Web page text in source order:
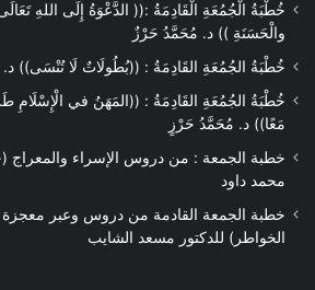
خُطْبَةُ الْجُمُعَةِ الْقَادِمَةُ :(( الدَّعْوَةُ إِلَى اللهِ
والْحَسَنَةِ )) د. مُحَمَّدُ حَرْزٌ
خُطْبَةُ الجُمُعَةِ القَادِمَةُ : ((بُطُولَاتٌ لَا تُنْسَى))
خُطْبَةُ الجُمُعَةِ القَادِمَةُ : ((المَهَنُ في الْإِسْلَامِ
مَعًا)) د. مُحَمَّدُ حَرْزٍ
خطبة الجمعة : من دروس الإسراء والمعراج
محمد داود
خطبة الجمعة القادمة من دروس وعبر معجزة
الخواطر) للدكتور مسعد الشايب